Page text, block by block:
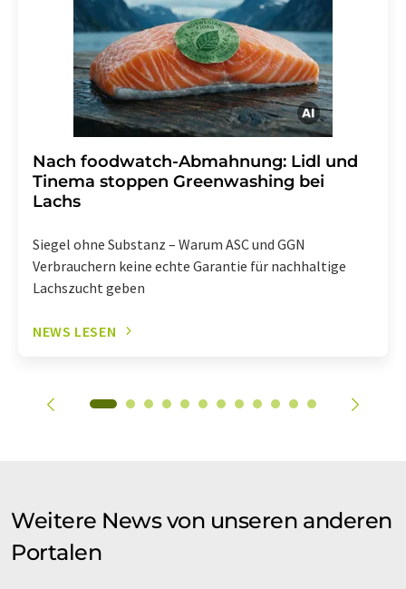
Abbestellung des entsprechenden Newsletters
enthalten.
Nach foodwatch-Abmahnung: Lidl und
Tinema stoppen Greenwashing bei
Lachs
Siegel ohne Substanz – Warum ASC und GGN
Verbrauchern keine echte Garantie für nachhaltige
Lachszucht geben
NEWS LESEN
Weitere News von unseren anderen
Portalen